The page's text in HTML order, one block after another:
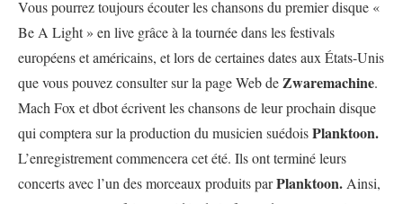
Vous pourrez toujours écouter les chansons du premier disque «
Be A Light » en live grâce à la tournée dans les festivals
européens et américains, et lors de certaines dates aux États-Unis
que vous pouvez consulter sur la page Web deZwaremachine.
Mach Fox et dbot écrivent les chansons de leur prochain disque
qui comptera sur la production du musicien suédoisPlanktoon.
L’enregistrement commencera cet été. Ils ont terminé leurs
concerts avec l’un des morceaux produits parPlanktoon. Ainsi,